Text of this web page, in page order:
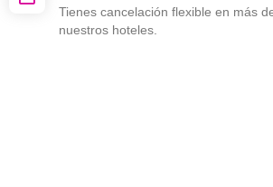
Tienes cancelación flexible en más
nuestros hoteles.